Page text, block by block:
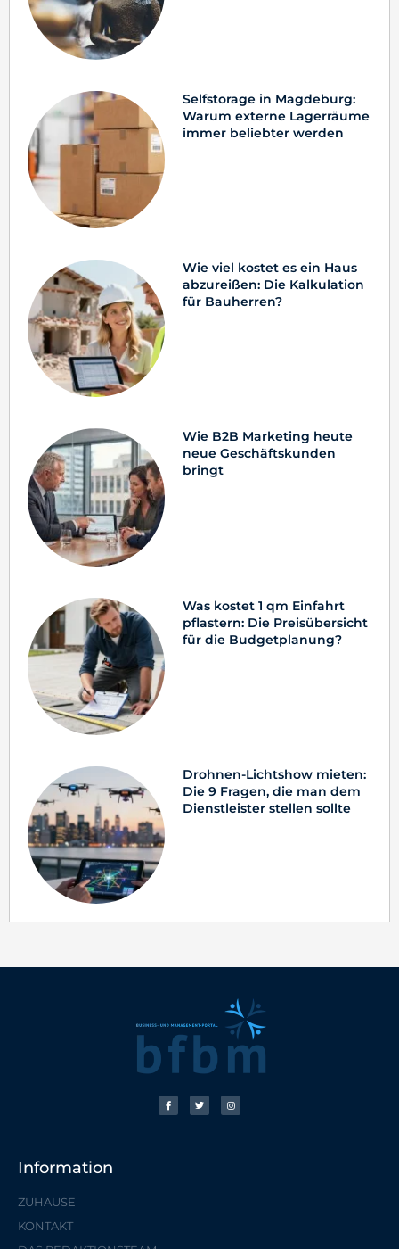
Selfstorage in Magdeburg:
Warum externe Lagerräume
immer beliebter werden
Wie viel kostet es ein Haus
abzureißen: Die Kalkulation
für Bauherren?
Wie B2B Marketing heute
neue Geschäftskunden
bringt
Was kostet 1 qm Einfahrt
pflastern: Die Preisübersicht
für die Budgetplanung?
Drohnen-Lichtshow mieten:
Die 9 Fragen, die man dem
Dienstleister stellen sollte
Information
ZUHAUSE
KONTAKT